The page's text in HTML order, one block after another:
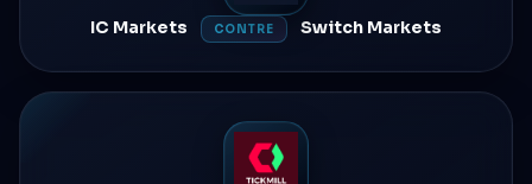
IC Markets CONTRE Switch Markets